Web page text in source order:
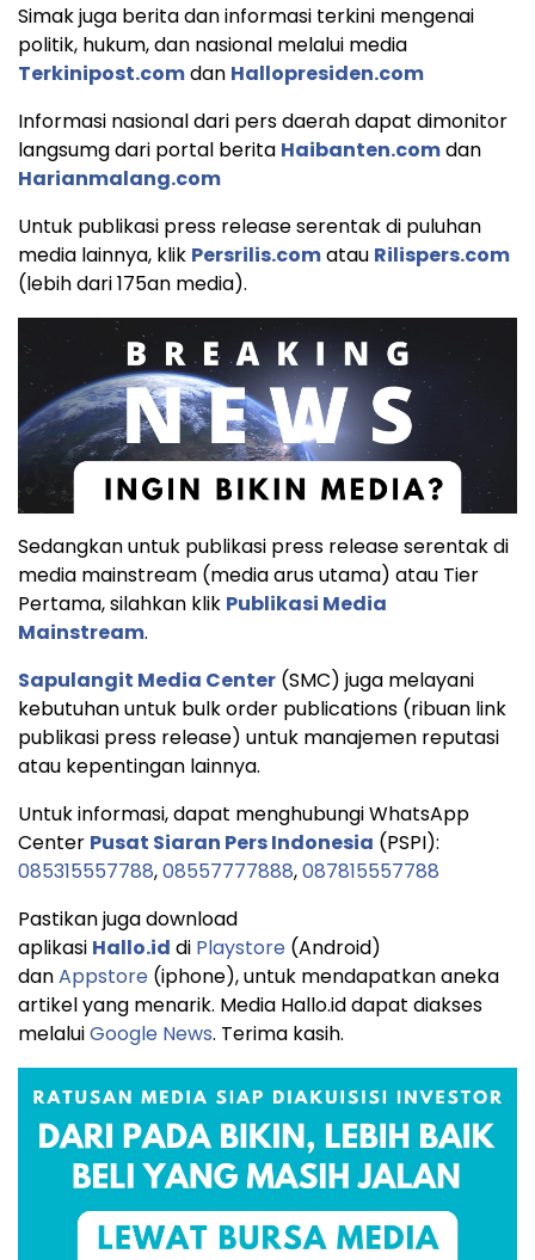
Simak juga berita dan informasi terkini mengenai
politik, hukum, dan nasional melalui media
Terkinipost.comdan Hallopresiden.com
Informasi nasional dari pers daerah dapat dimonitor
langsumg dari portal berita Haibanten.comdan
Harianmalang.com
Untuk publikasi press release serentak di puluhan
media lainnya, klik Persrilis.comatau Rilispers.com
(lebih dari 175an media).
Sedangkan untuk publikasi press release serentak di
media mainstream (media arus utama) atau Tier
Pertama, silahkan klik Publikasi Media
Mainstream.
Sapulangit Media Center (SMC) juga melayani
kebutuhan untuk bulk order publications (ribuan link
publikasi press release) untuk manajemen reputasi
atau kepentingan lainnya.
Untuk informasi, dapat menghubungi WhatsApp
Center Pusat Siaran Pers Indonesia (PSPI):
085315557788,08557777888,087815557788
Pastikan juga download
aplikasi Hallo.id di Playstore (Android)
danAppstore (iphone), untuk mendapatkan aneka
artikel yang menarik. Media Hallo.id dapat diakses
melaluiGoogle News. Terima kasih.